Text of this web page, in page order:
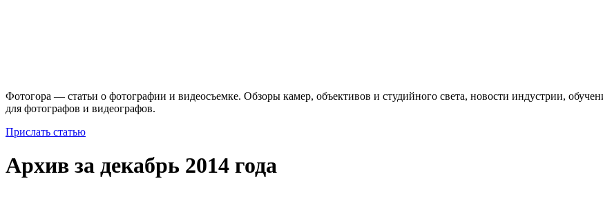
Фотогора — статьи о фотографии и видеосъемке. Обзоры камер, объективов и студийного света, новости индустрии,
для фотографов и видеографов.
Прислать статью
Архив за декабрь 2014 года